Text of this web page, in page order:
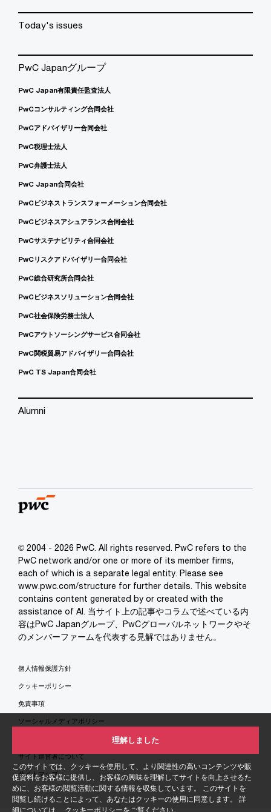
このサイトでは、クッキーを使用して、より関連性の高いコンテンツや販
促資料をお客様に提供し、お客様の興味を理解してサイトを向上させるた
めに、お客様の閲覧活動に関する情報を収集しています。 このサイトを
閲覧し続けることによって、あなたはクッキーの使用に同意します。 詳
細については、 クッキーポリシーをご覧ください。
理解しました
Today's issues
PwC Japanグループ
PwC Japan有限責任監査法人
PwCコンサルティング合同会社
PwCアドバイザリー合同会社
PwC税理士法人
PwC弁護士法人
PwC Japan合同会社
PwCビジネストランスフォーメーション合同会社
PwCビジネスアシュアランス合同会社
PwCサステナビリティ合同会社
PwCリスクアドバイザリー合同会社
PwC総合研究所合同会社
PwCビジネスソリューション合同会社
PwC社会保険労務士法人
PwCアウトソーシングサービス合同会社
PwC関税貿易アドバイザリー合同会社
PwC TS Japan合同会社
Alumni
© 2004 - 2026 PwC. All rights reserved. PwC refers to the
PwC network and/or one or more of its member firms,
each of which is a separate legal entity. Please see
www.pwc.com/structure for further details. This website
contains content generated by or created with the
assistance of AI. 当サイト上の記事やコラムで述べている内
容はPwC Japanグループ、PwCグローバルネットワークやそ
のメンバーファームを代表する見解ではありません。
個人情報保護方針
クッキーポリシー
免責事項
ソーシャルメディアポリシー
サイト運営者について
サイトマップ